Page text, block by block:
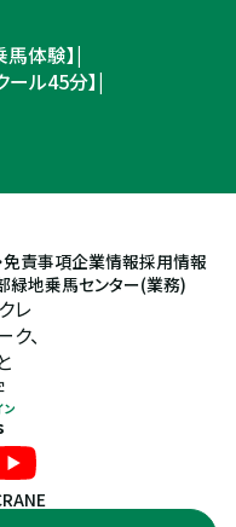
馬体験】|
ール45分】|
免責事項企業情報採用情報
緑地乗馬センター(業務)
ン